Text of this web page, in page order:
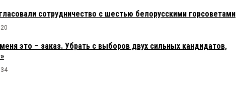
сотрудничество с шестью белорусскими горсоветами
это – заказ. Убрать с выборов двух сильных кандидатов,